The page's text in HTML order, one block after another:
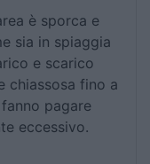
è sporca e
sia in spiaggia
e scarico
chiassosa fino a
pagare
eccessivo.